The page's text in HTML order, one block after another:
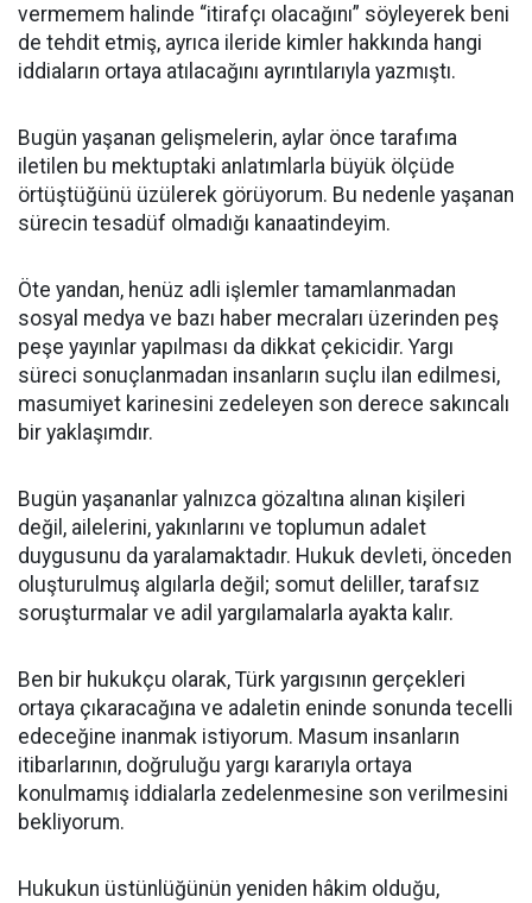
vermemem halinde “itirafçı olacağını” söyleyerek beni
de tehdit etmiş, ayrıca ileride kimler hakkında hangi
iddiaların ortaya atılacağını ayrıntılarıyla yazmıştı.
Bugün yaşanan gelişmelerin, aylar önce tarafıma
iletilen bu mektuptaki anlatımlarla büyük ölçüde
örtüştüğünü üzülerek görüyorum. Bu nedenle yaşanan
sürecin tesadüf olmadığı kanaatindeyim.
Öte yandan, henüz adli işlemler tamamlanmadan
sosyal medya ve bazı haber mecraları üzerinden peş
peşe yayınlar yapılması da dikkat çekicidir. Yargı
süreci sonuçlanmadan insanların suçlu ilan edilmesi,
masumiyet karinesini zedeleyen son derece sakıncalı
bir yaklaşımdır.
Bugün yaşananlar yalnızca gözaltına alınan kişileri
değil, ailelerini, yakınlarını ve toplumun adalet
duygusunu da yaralamaktadır. Hukuk devleti, önceden
oluşturulmuş algılarla değil; somut deliller, tarafsız
soruşturmalar ve adil yargılamalarla ayakta kalır.
Ben bir hukukçu olarak, Türk yargısının gerçekleri
ortaya çıkaracağına ve adaletin eninde sonunda tecelli
edeceğine inanmak istiyorum. Masum insanların
itibarlarının, doğruluğu yargı kararıyla ortaya
konulmamış iddialarla zedelenmesine son verilmesini
bekliyorum.
Hukukun üstünlüğünün yeniden hâkim olduğu,